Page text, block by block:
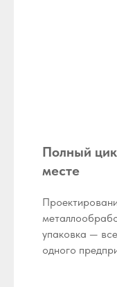
Полный
месте
упаковка —
одного